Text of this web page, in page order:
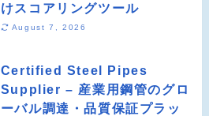
けスコアリングツール
August 7, 2026
Certified Steel Pipes
Supplier – 産業用鋼管のグロ
ーバル調達・品質保証プラッ